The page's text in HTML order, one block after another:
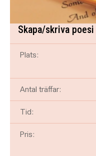
Skapa/skriva poesi
Plats:
Antal träffar:
Tid:
Pris: